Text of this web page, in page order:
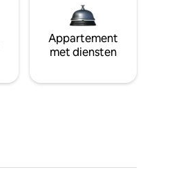
Appartement
met diensten